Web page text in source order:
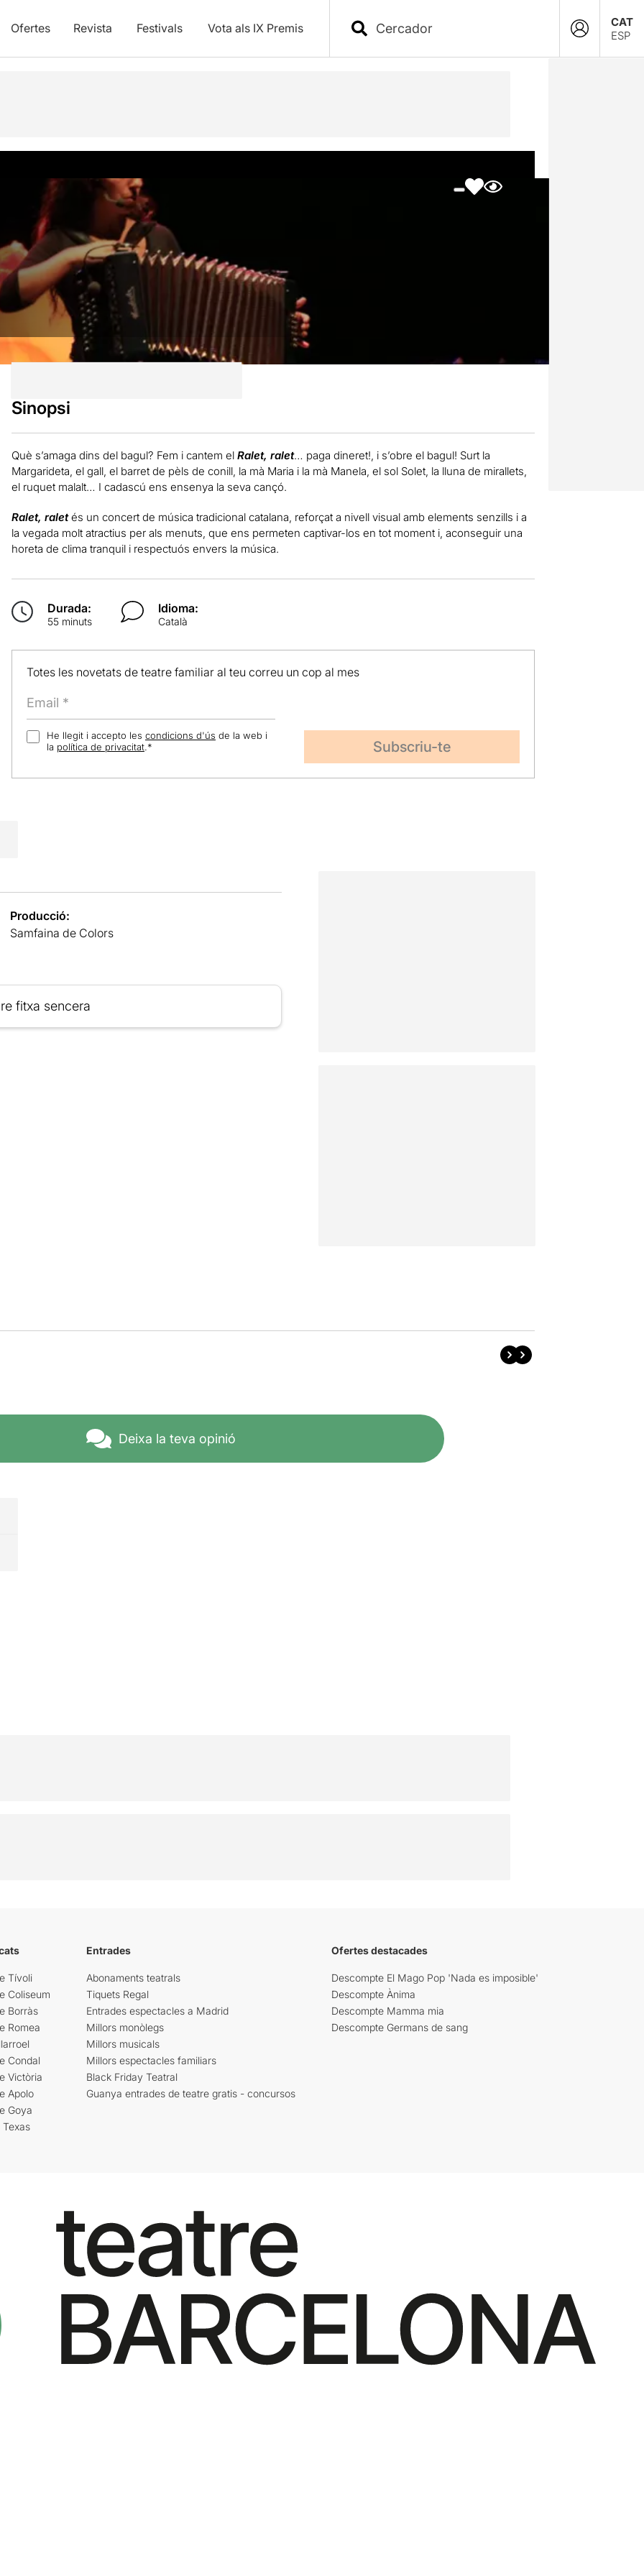
Ofertes Revista Festivals Vota als IX Premis
CAT
ESP
Sinopsi
Què s’amaga dins del bagul? Fem i cantem el Ralet, ralet… paga dineret!, i s’obre el bagul! Surt la
Margarideta, el gall, el barret de pèls de conill, la mà Maria i la mà Manela, el sol Solet, la lluna de mirallets,
el ruquet malalt… I cadascú ens ensenya la seva cançó.
Ralet, raletés un concert de música tradicional catalana, reforçat a nivell visual amb elements senzills i a
la vegada molt atractius per als menuts, que ens permeten captivar-los en tot moment i, aconseguir una
horeta de clima tranquil i respectuós envers la música.
Durada:
55 minuts
Idioma:
Català
Totes les novetats de teatre familiar al teu correu un cop al mes
He llegit i accepto les condicions d'ús de la web i
la política de privacitat.*
Producció:
Samfaina de Colors
fitxa sencera
Deixa la teva opinió
Tívoli
Coliseum
Borràs
Romea
Condal
Victòria
Apolo
Goya
Texas
Entrades
Abonaments teatrals
Tiquets Regal
Entrades espectacles a Madrid
Millors monòlegs
Millors musicals
Millors espectacles familiars
Black Friday Teatral
Guanya entrades de teatre gratis - concursos
Ofertes destacades
Descompte El Mago Pop 'Nada es imposible'
Descompte Ànima
Descompte Mamma mia
Descompte Germans de sang